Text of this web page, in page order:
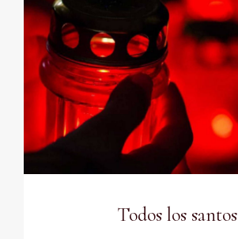
Todos los santos